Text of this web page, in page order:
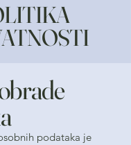
podataka je